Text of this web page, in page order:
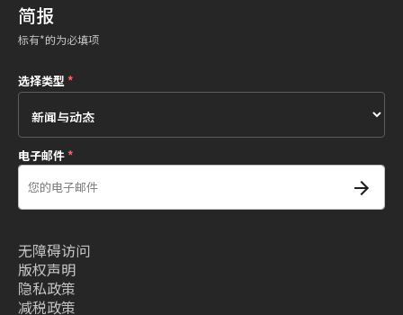
简报
标有*的为必填项
选择类型*
电子邮件*
无障碍访问
版权声明
隐私政策
减税政策